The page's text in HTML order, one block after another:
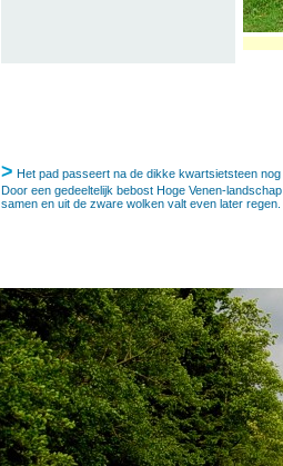
> Het pad passeert na de dikke kwartsietsteen
Door een gedeeltelijk bebost Hoge Venen-
samen en uit de zware wolken valt even later